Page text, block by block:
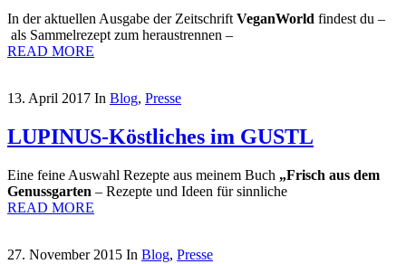
In der aktuellen Ausgabe der Zeitschrift VeganWorld findest du –
als Sammelrezept zum heraustrennen –
READ MORE
13. April 2017 In Blog, Presse
LUPINUS-Köstliches im GUSTL
Eine feine Auswahl Rezepte aus meinem Buch „Frisch aus dem
Genussgarten – Rezepte und Ideen für sinnliche
READ MORE
27. November 2015 In Blog, Presse